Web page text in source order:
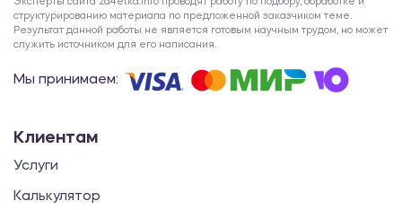
Эксперты сайта za4etka.info проводят работу по подбору, обработке и
структурированию материала по предложенной заказчиком теме.
Результат данной работы не является готовым научным трудом, но может
служить источником для его написания.
Мы принимаем:
Клиентам
Услуги
Калькулятор